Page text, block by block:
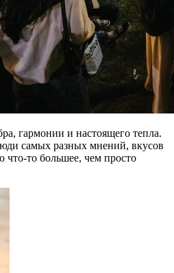
гармонии и настоящего тепла.
самых разных мнений, вкусов
что-то большее, чем просто